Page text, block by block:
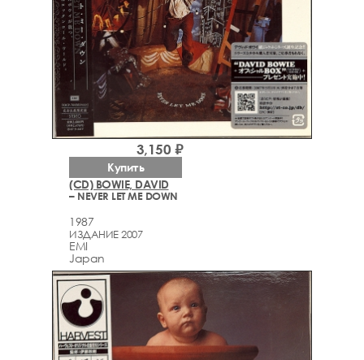
(CD) BOWIE, DAVID
– NEVER LET ME DOWN
1987
ИЗДАНИЕ 2007
EMI
Japan
3,150 ₽
Купить